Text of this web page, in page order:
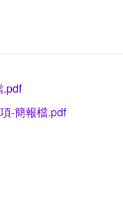
.pdf
-簡報檔.pdf